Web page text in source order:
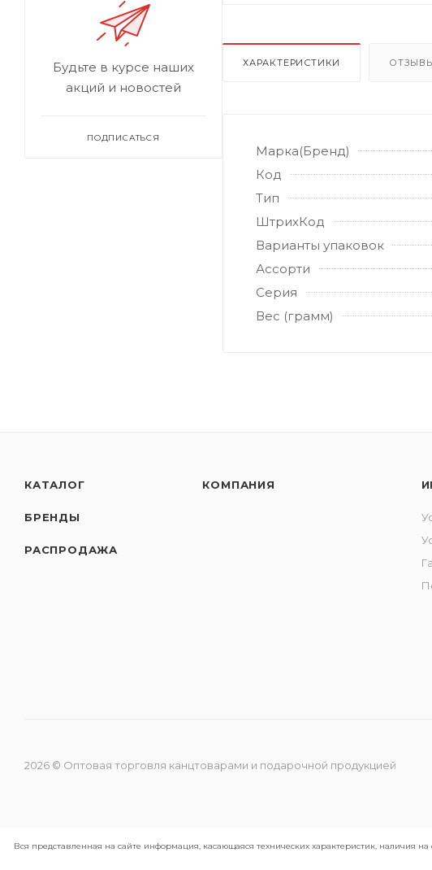
ХАРАКТЕРИСТИКИ
Марка(Бренд)
Код
Тип
ШтрихКод
Варианты упаковок
Ассорти
Серия
Вес (грамм)
Будьте в курсе наших
акций и новостей
ПОДПИСАТЬСЯ
КАТАЛОГ
БРЕНДЫ
РАСПРОДАЖА
КОМПАНИЯ
2026 © Оптовая торговля канцтоварами и подарочной продукцией
Вся представленная на сайте информация, касающаяся технических характеристик, наличия